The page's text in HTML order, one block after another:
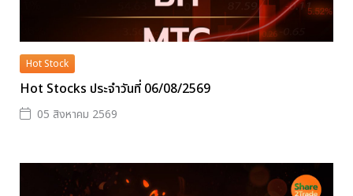
Hot Stock
Hot Stocks ประจำวันที่ 06/08/2569
05 สิงหาคม 2569